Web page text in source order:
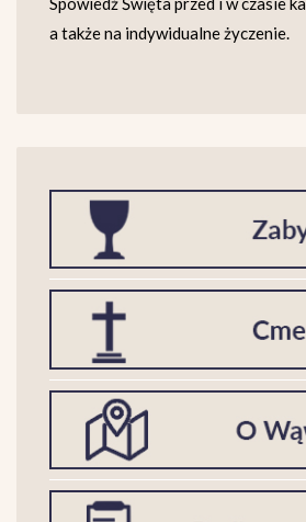
a także na indywidualne życzenie.